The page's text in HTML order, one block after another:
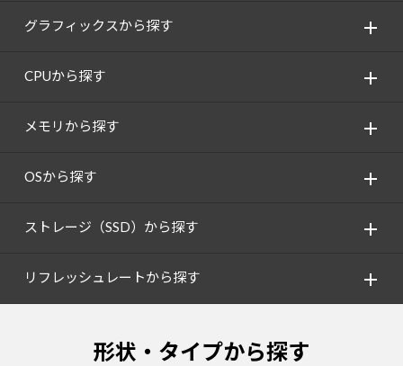
グラフィックスから探す
CPUから探す
メモリから探す
OSから探す
ストレージ（SSD）から探す
リフレッシュレートから探す
形状・タイプから探す